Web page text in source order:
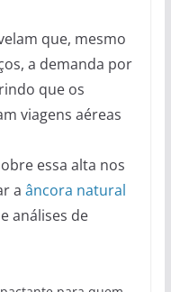
que, mesmo
a demanda por
que os
viagens aéreas
essa alta nos
a âncora natural
análises de